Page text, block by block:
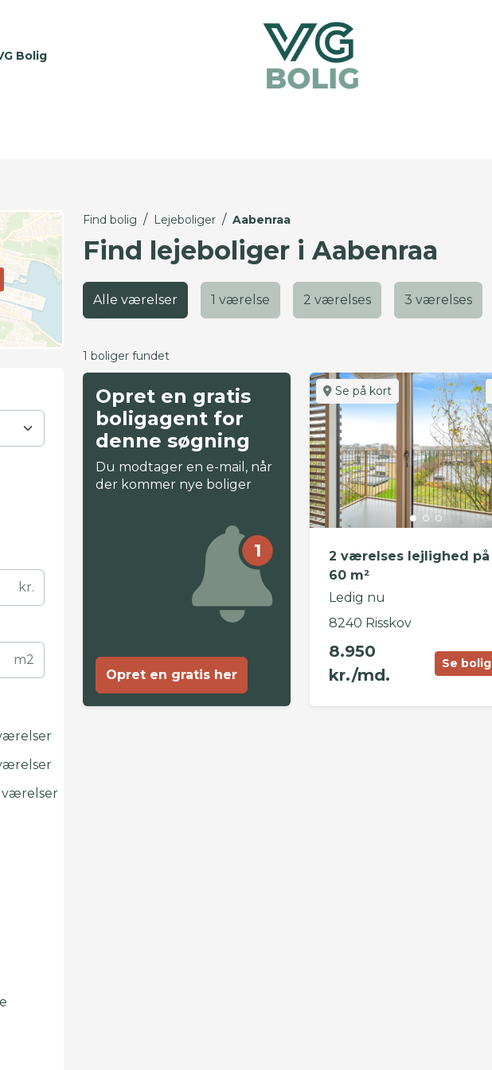
Bolig
kr.
m2
værelser
Find bolig / Lejeboliger / Aabenraa
Find lejeboliger i Aabenraa
Alle værelser 1 værelse 2 værelses 3 værelses
1 boliger fundet
Opret en gratis
boligagent for
denne søgning
Du modtager en e-mail, når
der kommer nye boliger
1
Opret en gratis her
Se på kort
2 værelses lejlighed på
60 m²
Ledig nu
8240 Risskov
8.950
kr./md.
Se bolig